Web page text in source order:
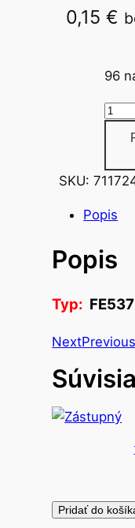
0,15€
96
m
ž
s
t
o
k
r
n
h
o
l
SKU:
Popis
Popis
Typ:
NextPrevious
Pridať do